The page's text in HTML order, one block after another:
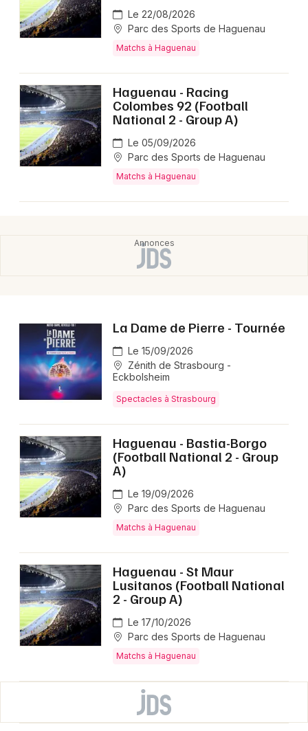
Le 22/08/2026
Parc des Sports de Haguenau
Matchs à Haguenau
Haguenau - Racing
Colombes 92 (Football
National 2 - Group A)
Le 05/09/2026
Parc des Sports de Haguenau
Matchs à Haguenau
La Dame de Pierre - Tournée
Le 15/09/2026
Zénith de Strasbourg -
Eckbolsheim
Spectacles à Strasbourg
Haguenau - Bastia-Borgo
(Football National 2 - Group
A)
Le 19/09/2026
Parc des Sports de Haguenau
Matchs à Haguenau
Haguenau - St Maur
Lusitanos (Football National
2 - Group A)
Le 17/10/2026
Parc des Sports de Haguenau
Matchs à Haguenau